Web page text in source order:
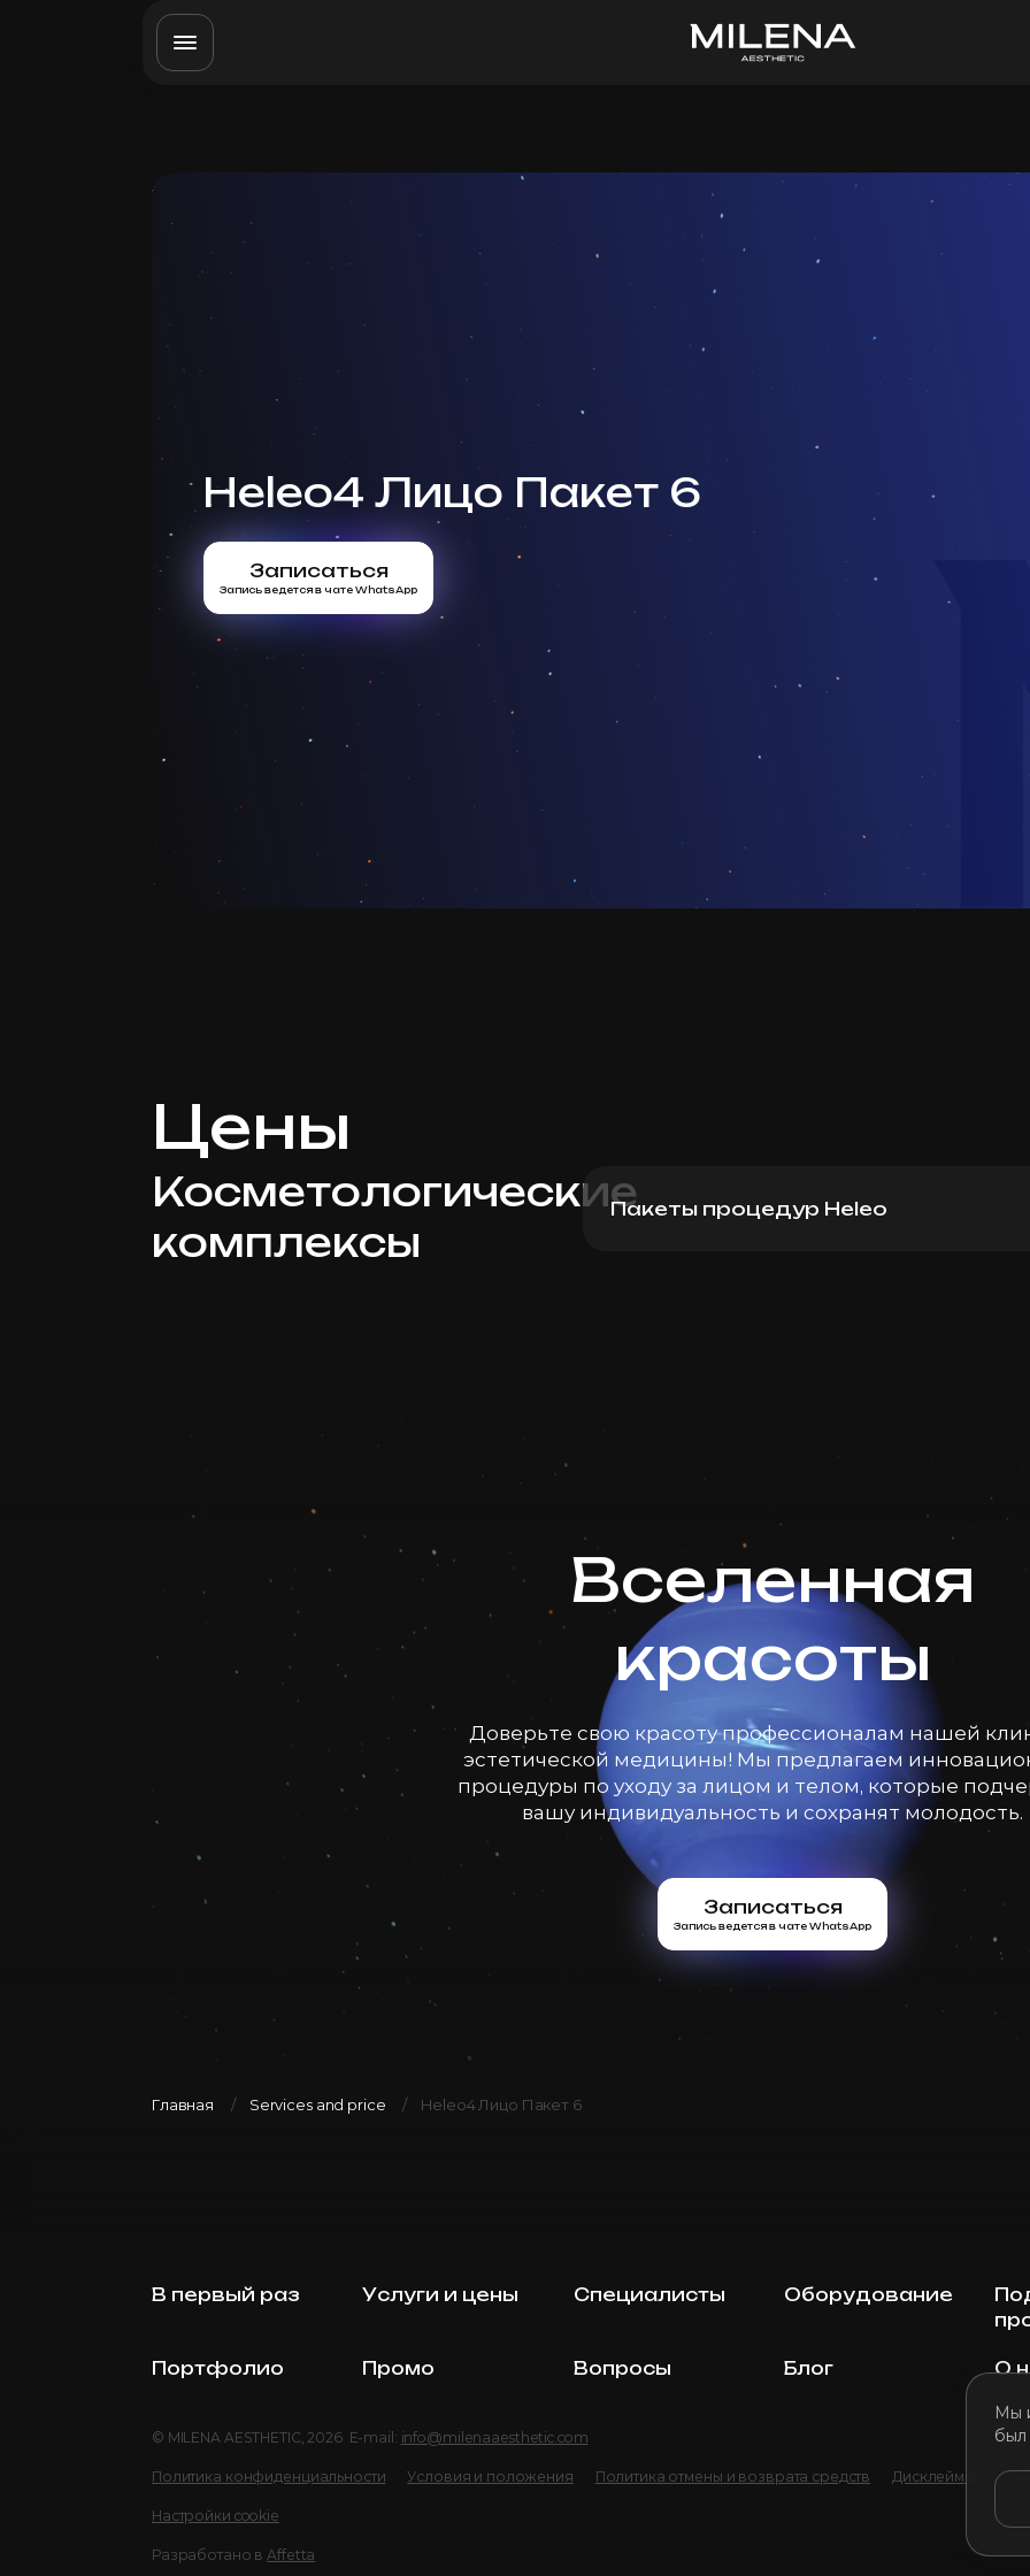
Мы
был
Heleo4 Лицо Пакет 6
Записаться
Запись ведется в чате WhatsApp
Цены
Косметологические
комплексы
Пакеты процедур Heleo
Вселенная
красоты
Доверьте свою красоту профессионалам нашей
эстетической медицины! Мы предлагаем
процедуры по уходу за лицом и телом, которые
вашу индивидуальность и сохранят молодость.
Записаться
Запись ведется в чате WhatsApp
Главная Services and price Heleo4 Лицо Пакет 6
В первый раз Услуги и цены Специалисты Оборудование
Портфолио Промо Вопросы Блог О
© MILENA AESTHETIC, 2026 E-mail: info@milenaaesthetic.com
Политика конфиденциальности Условия и положения Политика отмены и возврата средств Дисклеймер
Настройки cookie
Разработано в Affetta